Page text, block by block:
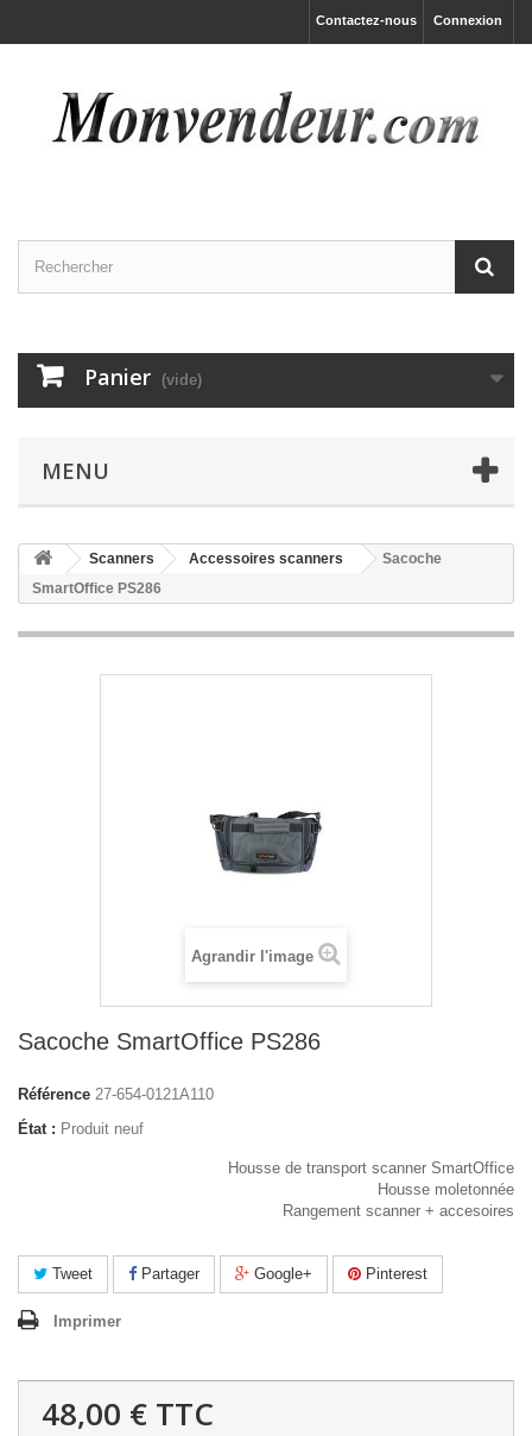
Connexion
Contactez-nous
Panier (vide)
MENU
Scanners Accessoires scanners
Sacoche
SmartOffice PS286
Agrandir l'image
Sacoche SmartOffice PS286
Référence 27-654-0121A110
État : Produit neuf
Housse de transport scanner SmartOffice
Housse moletonnée
Rangement scanner + accesoires
Tweet Partager Google+ Pinterest
Imprimer
48,00 € TTC